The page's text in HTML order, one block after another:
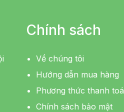
Chính sách
Về chúng tôi
Hướng dẫn mua hàng
Phương thức thanh
Chính sách bảo mật